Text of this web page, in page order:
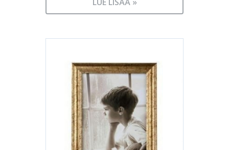
LUE LISÄÄ »